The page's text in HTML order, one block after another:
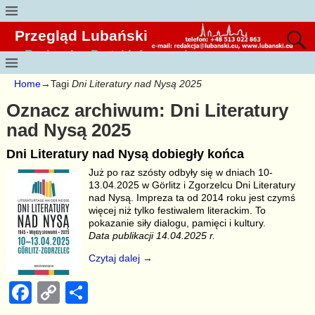
Przegląd Lubański
Regionalny Portal Informacyjny
Home→Tagi Dni Literatury nad Nysą 2025
Oznacz archiwum: Dni Literatury
nad Nysą 2025
Dni Literatury nad Nysą dobiegły końca
Już po raz szósty odbyły się w dniach 10-
13.04.2025 w Görlitz i Zgorzelcu Dni Literatury
nad Nysą. Impreza ta od 2014 roku jest czymś
więcej niż tylko festiwalem literackim. To
pokazanie siły dialogu, pamięci i kultury.
Data publikacji 14.04.2025 r.
Czytaj dalej →
F C S